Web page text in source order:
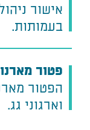
אישור
בעמותות.
פטור
הפטור
וארגוני גג.